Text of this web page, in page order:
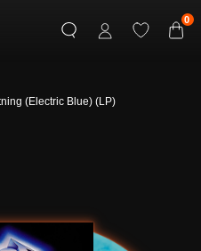
(Electric Blue) (LP)